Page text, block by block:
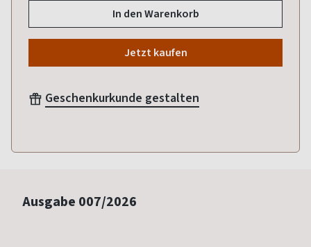
In den Warenkorb
Jetzt kaufen
Geschenkurkunde gestalten
Ausgabe 007/2026